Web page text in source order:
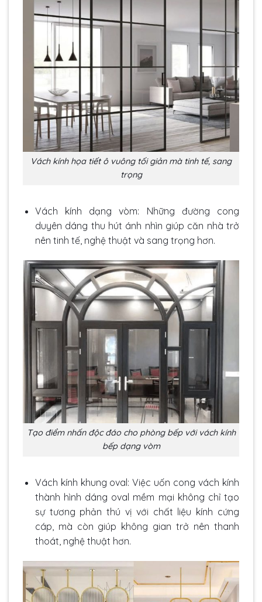
Vách kính họa tiết ô vuông tối giản mà tinh tế, sang
trọng
Vách kính dạng vòm: Những đường cong
duyên dáng thu hút ánh nhìn giúp căn nhà trở
nên tinh tế, nghệ thuật và sang trọng hơn.
Tạo điểm nhấn độc đáo cho phòng bếp với vách kính
bếp dạng vòm
Vách kính khung oval: Việc uốn cong vách kính
thành hình dáng oval mềm mại không chỉ tạo
sự tương phản thú vị với chất liệu kính cứng
cáp, mà còn giúp không gian trở nên thanh
thoát, nghệ thuật hơn.